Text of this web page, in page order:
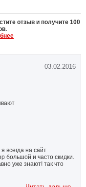
отзыв и получите 100
03.02.2016
всегда на сайт
большой и часто скидки.
уже знают! так что